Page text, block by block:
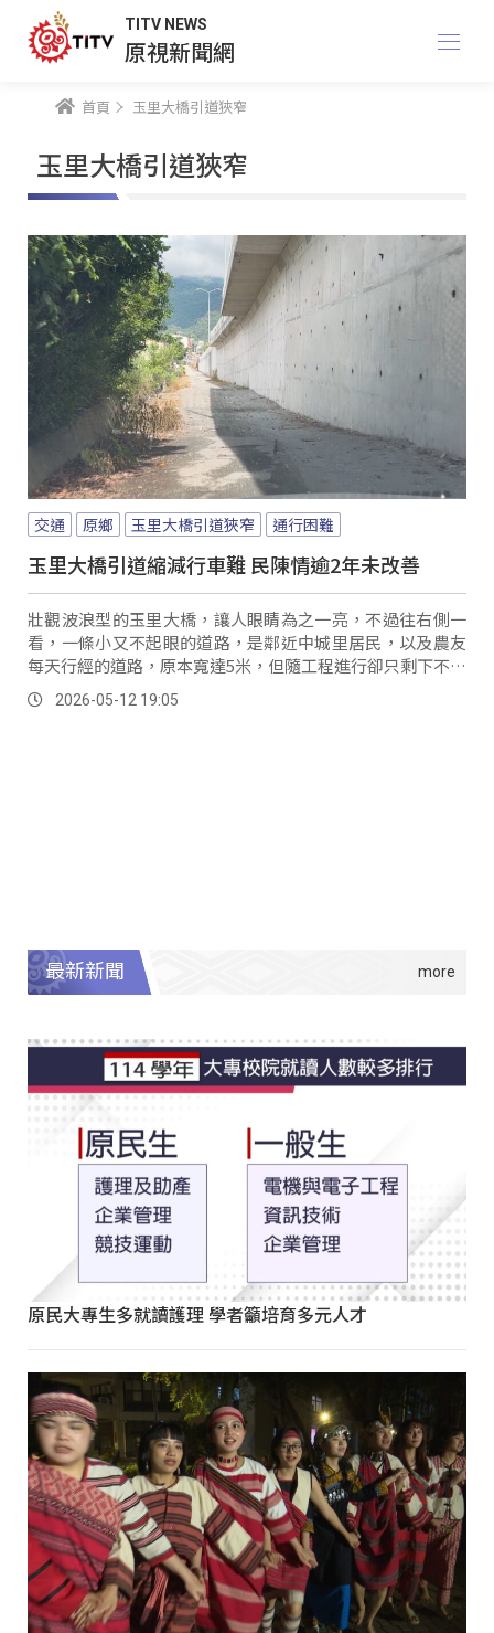
TITV NEWS
原視新聞網
首頁 玉里大橋引道狹窄
玉里大橋引道狹窄
交通 原鄉 玉里大橋引道狹窄 通行困難
玉里大橋引道縮減行車難 民陳情逾2年未改善
壯觀波浪型的玉里大橋，讓人眼睛為之一亮，不過往右側一
看，一條小又不起眼的道路，是鄰近中城里居民，以及農友
每天行經的道路，原本寬達5米，但隨工程進行卻只剩下不足
3米，不僅行車困難，路況也極差，垃圾車、農機具大型車輛
根本無法通行，居民陳情也喊了兩年多，卻遲遲等不到公部
2026-05-12 19:05
最新新聞
原民大專生多就讀護理 學者籲培育多元人才